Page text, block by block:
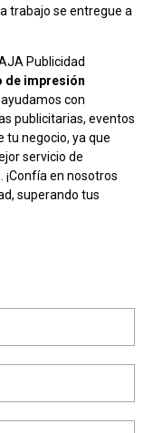
trabajo se entregue a
Publicidad
de impresión
con
publicitarias, eventos
tu negocio, ya que
servicio de
en nosotros
superando tus